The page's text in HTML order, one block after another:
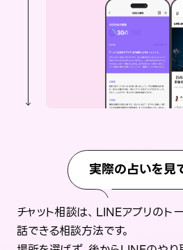
実際の占いを見
チャット相談は、LINEアプリの
話できる相談方法です。